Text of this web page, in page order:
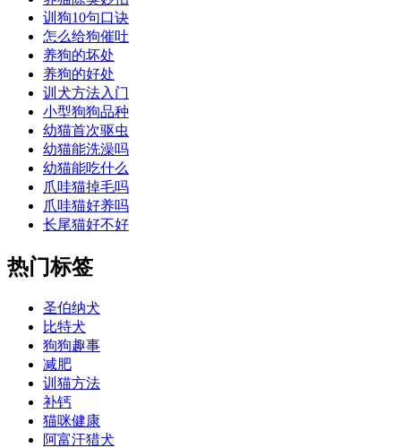
训狗10句口诀
怎么给狗催吐
养狗的坏处
养狗的好处
训犬方法入门
小型狗狗品种
幼猫首次驱虫
幼猫能洗澡吗
幼猫能吃什么
爪哇猫掉毛吗
爪哇猫好养吗
长尾猫好不好
热门标签
圣伯纳犬
比特犬
狗狗趣事
减肥
训猫方法
补钙
猫咪健康
阿富汗猎犬